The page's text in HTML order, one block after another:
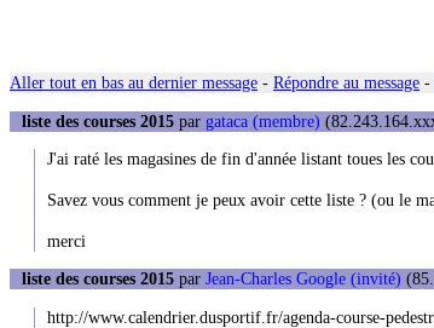
Aller tout en bas au dernier message - Répondre au message -
liste des courses 2015 par gataca (membre)
J'ai raté les magasines de fin d'année listant toues les
Savez vous comment je peux avoir cette liste ? (ou le
merci
liste des courses 2015 par Jean-Charles Google (invité)
http://www.calendrier.dusportif.fr/agenda-course-